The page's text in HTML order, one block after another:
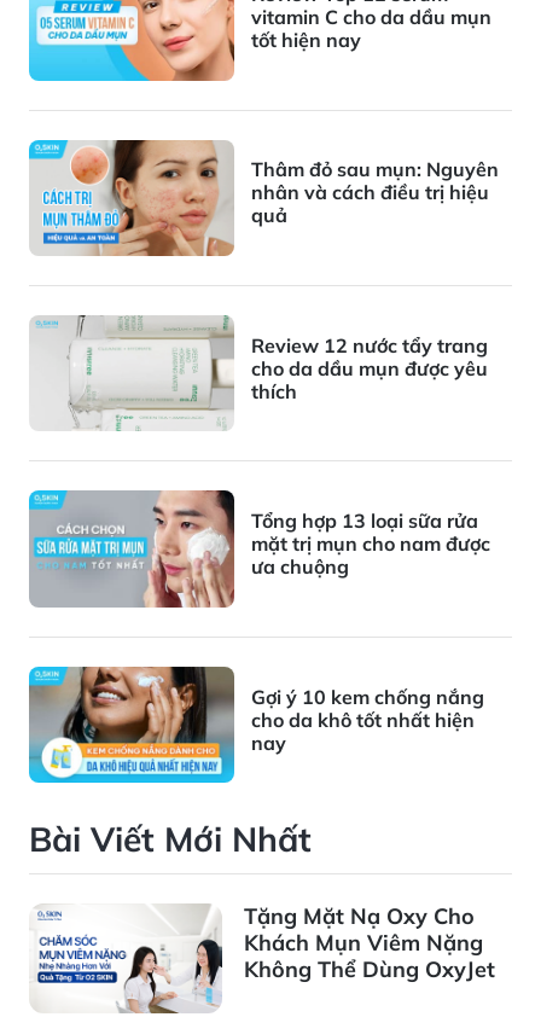
vitamin C cho da dầu mụn
tốt hiện nay
Thâm đỏ sau mụn: Nguyên
nhân và cách điều trị hiệu
quả
Review 12 nước tẩy trang
cho da dầu mụn được yêu
thích
Tổng hợp 13 loại sữa rửa
mặt trị mụn cho nam được
ưa chuộng
Gợi ý 10 kem chống nắng
cho da khô tốt nhất hiện
nay
Bài Viết Mới Nhất
Tặng Mặt Nạ Oxy Cho
Khách Mụn Viêm Nặng
Không Thể Dùng OxyJet